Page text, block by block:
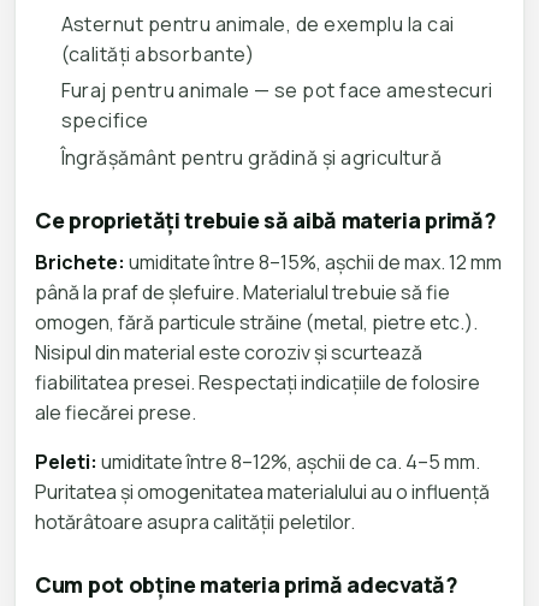
Asternut pentru animale, de exemplu la cai
(calități absorbante)
Furaj pentru animale — se pot face amestecuri
specifice
Îngrășământ pentru grădină și agricultură
Ce proprietăți trebuie să aibă materia primă?
Brichete: umiditate între 8–15%, așchii de max. 12 mm
până la praf de șlefuire. Materialul trebuie să fie
omogen, fără particule străine (metal, pietre etc.).
Nisipul din material este coroziv și scurtează
fiabilitatea presei. Respectați indicațiile de folosire
ale fiecărei prese.
Peleti: umiditate între 8–12%, așchii de ca. 4–5 mm.
Puritatea și omogenitatea materialului au o influență
hotărâtoare asupra calității peletilor.
Cum pot obține materia primă adecvată?